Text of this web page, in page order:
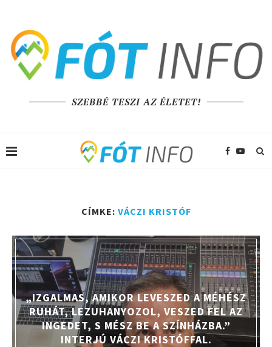
SZEBBÉ TESZI AZ ÉLETET!
CÍMKE: VÁCZI KRISTÓF
„IZGALMAS, AMIKOR LEVESZED A MÉHÉSZ
RUHÁT, LEZUHANYOZOL, VESZED FEL AZ
INGEDET, S MÉSZ BE A SZÍNHÁZBA.”
INTERJÚ VÁCZI KRISTÓFFAL.